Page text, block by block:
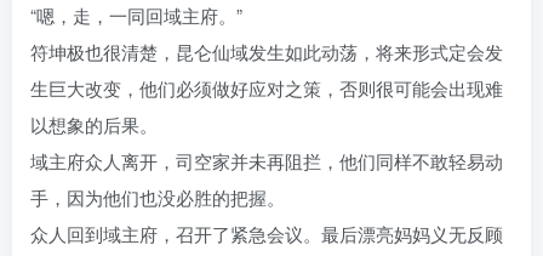
“嗯，走，一同回域主府。”
符坤极也很清楚，昆仑仙域发生如此动荡，将来形式定会发
生巨大改变，他们必须做好应对之策，否则很可能会出现难
以想象的后果。
域主府众人离开，司空家并未再阻拦，他们同样不敢轻易动
手，因为他们也没必胜的把握。
众人回到域主府，召开了紧急会议。最后漂亮妈妈义无反顾